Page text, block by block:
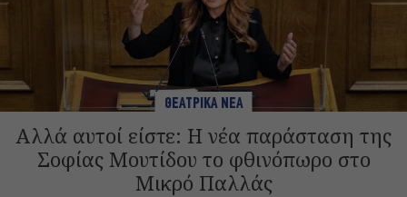
ΘΕΑΤΡΙΚΑ ΝΕΑ
Αλλά αυτοί είστε: Η νέα παράσταση της
Σοφίας Μουτίδου το φθινόπωρο στο
Μικρό Παλλάς